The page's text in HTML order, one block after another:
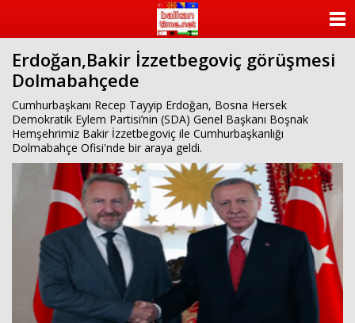
Erdoğan,Bakir İzzetbegoviç görüşmesi
Dolmabahçede
Cumhurbaşkanı Recep Tayyip Erdoğan, Bosna Hersek
Demokratik Eylem Partisi’nin (SDA) Genel Başkanı Boşnak
Hemşehrimiz Bakir İzzetbegoviç ile Cumhurbaşkanlığı
Dolmabahçe Ofisi'nde bir araya geldi.
KATEGORİLER
ANKETLER
FOTO GALERİ
VİDEO GALERİ
KÜNYE